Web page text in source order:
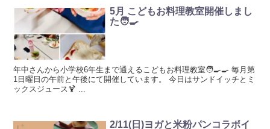
5月 こどもお料理教室開催しまし
た🧑‍🍳
年中さんから小学校6年生まで通えるこどもお料理教室🧑‍🍳🍳 毎月第
1日曜日の午前と午後にて開催しています。 今日はサンドイッチとミ
ックスジュース🍹 ...
2/11(日)ヨガと米粉パンコラボイ